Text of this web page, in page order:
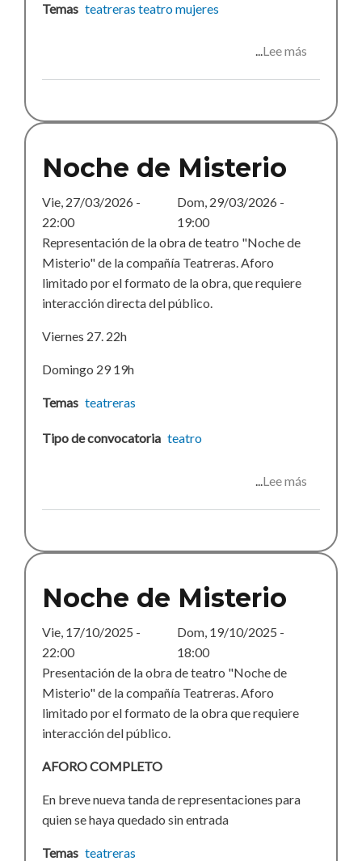
Temas teatreras teatromujeres
Lee más
Misterio
Noche de Misterio
Vie, 27/03/2026 -
22:00
Dom, 29/03/2026 -
19:00
Representación de la obra de teatro "Noche de
Misterio" de la compañía Teatreras. Aforo
limitado por el formato de la obra, que requiere
interacción directa del público.
Viernes 27. 22h
Domingo 29 19h
Temas teatreras
Tipo de convocatoria teatro
Lee más
Misterio
Noche de Misterio
Vie, 17/10/2025 -
22:00
Dom, 19/10/2025 -
18:00
Presentación de la obra de teatro "Noche de
Misterio" de la compañía Teatreras. Aforo
limitado por el formato de la obra que requiere
interacción del público.
AFORO COMPLETO
En breve nueva tanda de representaciones para
quien se haya quedado sin entrada
Temas teatreras